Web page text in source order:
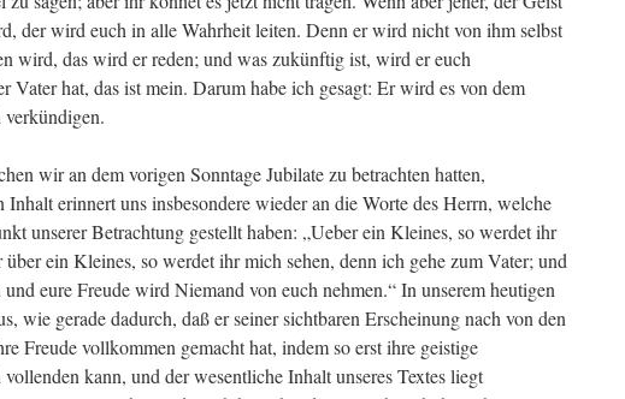
der wird euch in alle Wahrheit leiten. Denn er wird nicht von ihm selbst
wird, das wird er reden; und was zukünftig ist, wird er euch
Vater hat, das ist mein. Darum habe ich gesagt: Er wird es von dem
wir an dem vorigen Sonntage Jubilate zu betrachten hatten,
Inhalt erinnert uns insbesondere wieder an die Worte des Herrn, welche
unserer Betrachtung gestellt haben: „Ueber ein Kleines, so werdet ihr
ein Kleines, so werdet ihr mich sehen, denn ich gehe zum Vater; und
eure Freude wird Niemand von euch nehmen.“ In unserem heutigen
wie gerade dadurch, daß er seiner sichtbaren Erscheinung nach von den
Freude vollkommen gemacht hat, indem so erst ihre geistige
kann, und der wesentliche Inhalt unseres Textes liegt